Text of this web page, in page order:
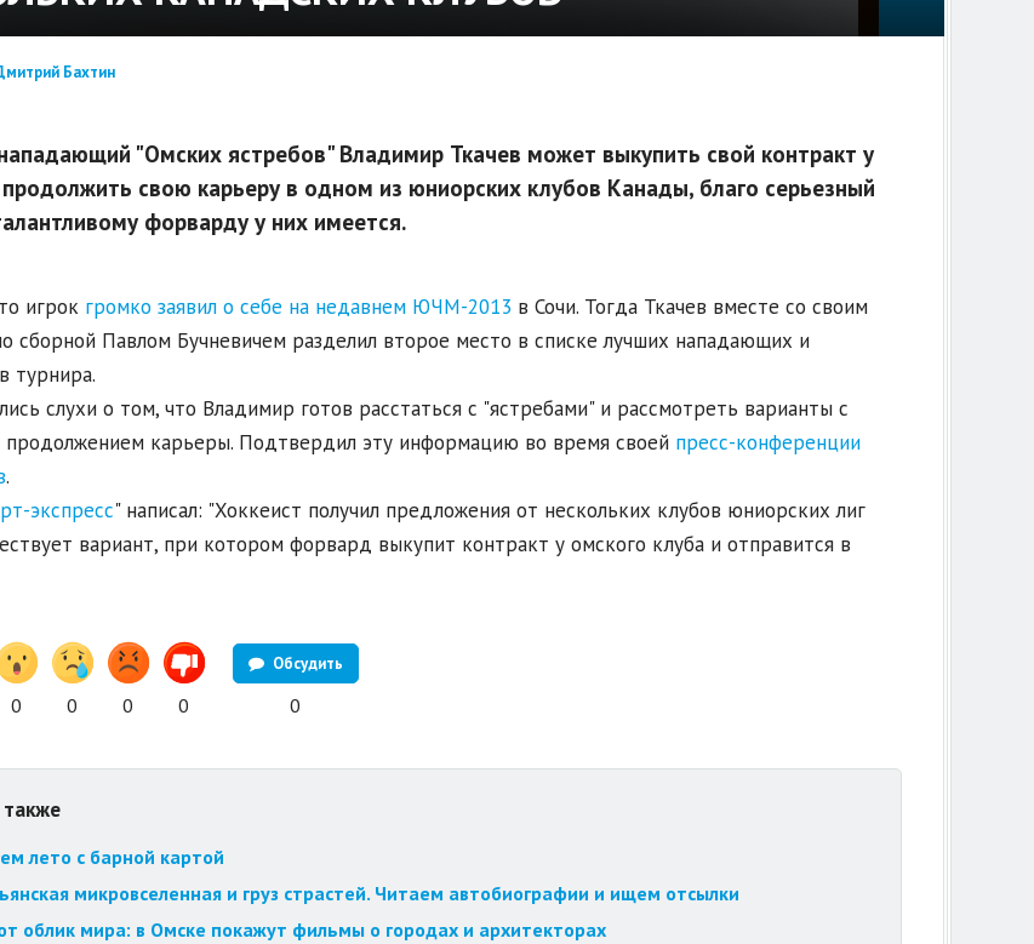
Бахтин
"Омских ястребов" Владимир Ткачев может выкупить свой контракт у
свою карьеру в одном из юниорских клубов Канады, благо серьезный
форварду у них имеется.
игрок громко заявил о себе на недавнем ЮЧМ-2013 в Сочи. Тогда Ткачев вместе со своим
сборной Павлом Бучневичем разделил второе место в списке лучших нападающих и
турнира.
слухи о том, что Владимир готов расстаться с "ястребами" и рассмотреть варианты с
продолжением карьеры. Подтвердил эту информацию во время своей пресс-конференции
.
экспресс" написал: "Хоккеист получил предложения от нескольких клубов юниорских лиг
вариант, при котором форвард выкупит контракт у омского клуба и отправится в
0 0 0 0
Обсудить
0
лето с барной картой
микровселенная и груз страстей. Читаем автобиографии и ищем отсылки
облик мира: в Омске покажут фильмы о городах и архитекторах